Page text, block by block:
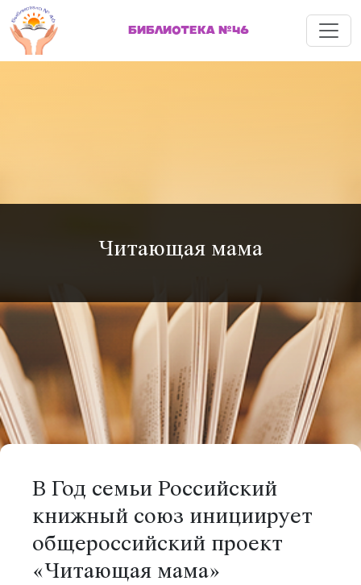
БИБЛИОТЕКА №46 Меню
Читающая мама
В Год семьи Российский
книжный союз инициирует
общероссийский проект
«Читающая мама»